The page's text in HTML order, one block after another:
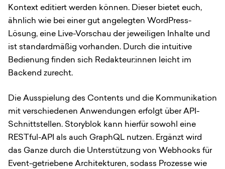
Kontext editiert werden können. Dieser bietet euch,
ähnlich wie bei einer gut angelegten WordPress-
Lösung, eine Live-Vorschau der jeweiligen Inhalte und
ist standardmäßig vorhanden. Durch die intuitive
Bedienung finden sich Redakteur:innen leicht im
Backend zurecht.
Die Ausspielung des Contents und die Kommunikation
mit verschiedenen Anwendungen erfolgt über API-
Schnittstellen. Storyblok kann hierfür sowohl eine
RESTful-API als auch GraphQL nutzen. Ergänzt wird
das Ganze durch die Unterstützung von Webhooks für
Event-getriebene Architekturen, sodass Prozesse wie